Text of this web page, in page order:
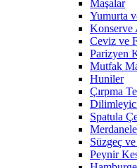
Maşalar
Yumurta
Konserve
Ceviz ve
Parizyen
Mutfak
Huniler
Çırpma
Spatula
Süzgeç
Peynir